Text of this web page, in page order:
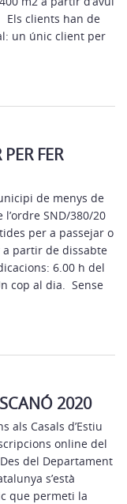
clients han de
un únic client per
FER
de menys de
SND/380/20
per a passejar o
partir de dissabte
6.00 h del
cop al dia. Sense
2020
als Casals d’Estiu
online del
del Departament
s’està
que permeti la